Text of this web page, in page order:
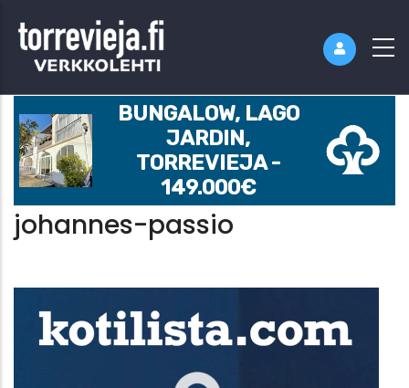
BUNGALOW, LAGO
JARDIN,
TORREVIEJA -
149.000€
johannes-passio